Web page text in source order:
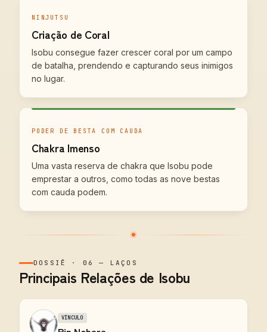
NINJUTSU
Criação de Coral
Isobu consegue fazer crescer coral por um campo
de batalha, prendendo e capturando seus inimigos
no lugar.
PODER DE BESTA COM CAUDA
Chakra Imenso
Uma vasta reserva de chakra que Isobu pode
emprestar a outros, como todas as nove bestas
com cauda podem.
DOSSIÊ · 06 — LAÇOS
Principais Relações de Isobu
VÍNCULO